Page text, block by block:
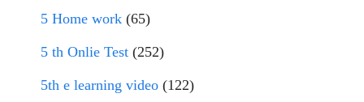
5 Home work (65)
5 th Onlie Test (252)
5th e learning video (122)